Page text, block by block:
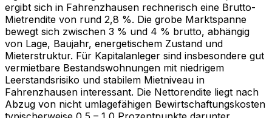
ergibt sich in Fahrenzhausen rechnerisch eine Brutto-
Mietrendite von rund 2,8 %. Die grobe Marktspanne
bewegt sich zwischen 3 % und 4 % brutto, abhängig
von Lage, Baujahr, energetischem Zustand und
Mieterstruktur. Für Kapitalanleger sind insbesondere gut
vermietbare Bestandswohnungen mit niedrigem
Leerstandsrisiko und stabilem Mietniveau in
Fahrenzhausen interessant. Die Nettorendite liegt nach
Abzug von nicht umlagefähigen Bewirtschaftungskosten